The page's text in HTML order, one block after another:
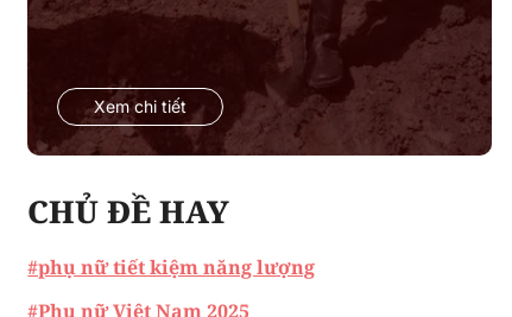
Xem chi tiết
CHỦ ĐỀ HAY
#phụ nữ tiết kiệm năng lượng
#Phụ nữ Việt Nam 2025